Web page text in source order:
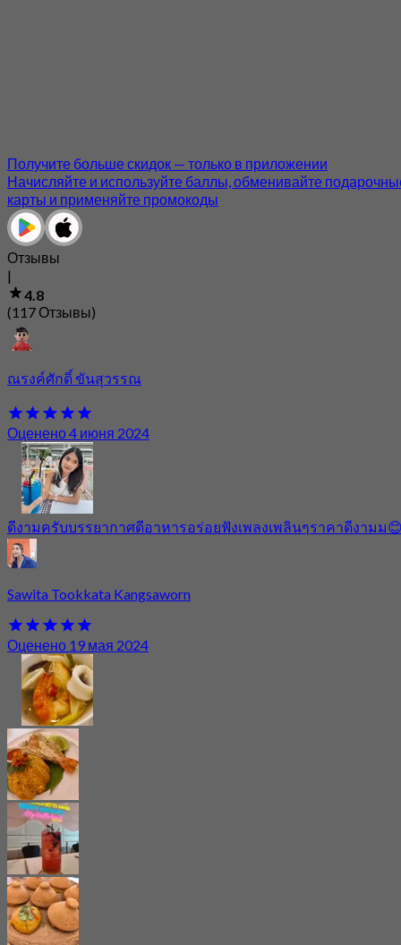
Получите больше скидок — только в приложении
Начисляйте и используйте баллы, обменивайте
карты и применяйте промокоды
Отзывы
|
4.8
(117 Отзывы)
ณรงค์ศักดิ์ ขันสุวรรณ
Оценено 4 июня 2024
ดีงามครับบรรยากาศดีอาหารอร่อยฟังเพลงเพลินๆราคาดีงามม
Sawita Tookkata Kangsaworn
Оценено 19 мая 2024